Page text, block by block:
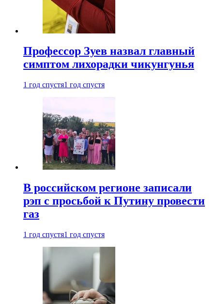
Профессор Зуев назвал главный
симптом лихорадки чикунгунья
1 год спустя1 год спустя
В российском регионе записали
рэп с просьбой к Путину провести
газ
1 год спустя1 год спустя